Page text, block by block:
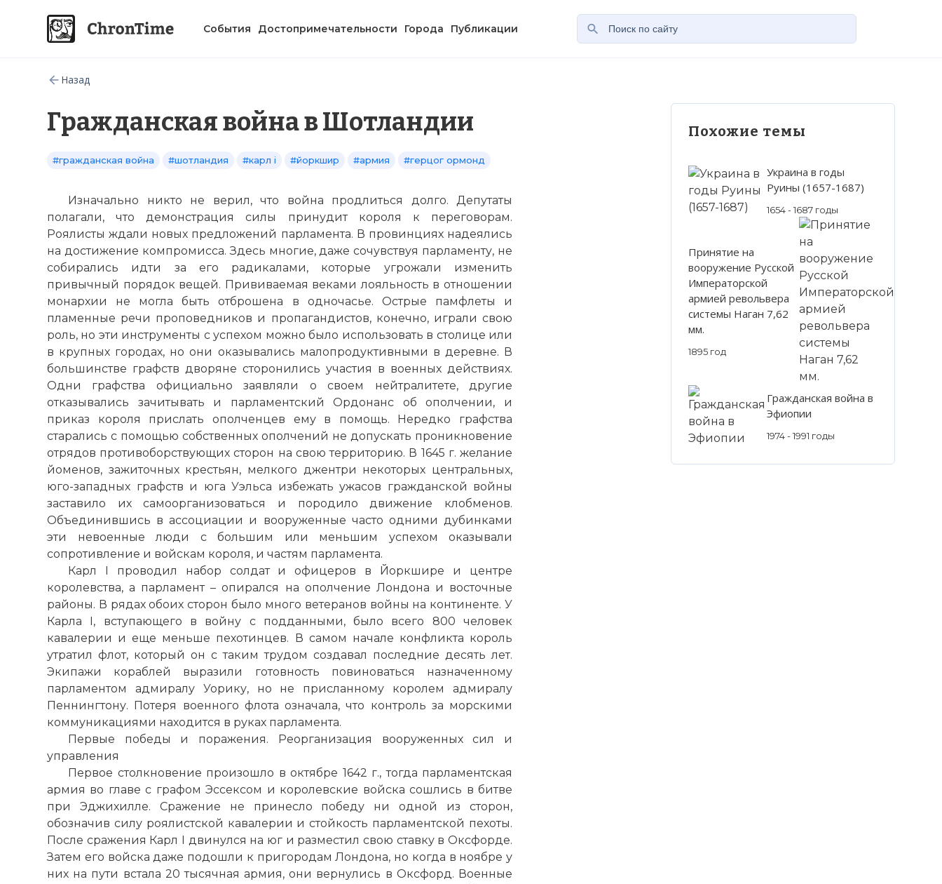
События Достопримечательности Города Публикации
Назад
Гражданская война в Шотландии
#гражданская война #шотландия #карл i #йоркшир #армия #герцог ормонд
Изначально никто не верил, что война продлиться долго. Депутаты
полагали, что демонстрация силы принудит короля к переговорам.
Роялисты ждали новых предложений парламента. В провинциях надеялись
на достижение компромисса. Здесь многие, даже сочувствуя парламенту, не
собирались идти за его радикалами, которые угрожали изменить
привычный порядок вещей. Прививаемая веками лояльность в отношении
монархии не могла быть отброшена в одночасье. Острые памфлеты и
пламенные речи проповедников и пропагандистов, конечно, играли свою
роль, но эти инструменты с успехом можно было использовать в столице или
в крупных городах, но они оказывались малопродуктивными в деревне. В
большинстве графств дворяне сторонились участия в военных действиях.
Одни графства официально заявляли о своем нейтралитете, другие
отказывались зачитывать и парламентский Ордонанс об ополчении, и
приказ короля прислать ополченцев ему в помощь. Нередко графства
старались с помощью собственных ополчений не допускать проникновение
отрядов противоборствующих сторон на свою территорию. В 1645 г. желание
йоменов, зажиточных крестьян, мелкого джентри некоторых центральных,
юго-западных графств и юга Уэльса избежать ужасов гражданской войны
заставило их самоорганизоваться и породило движение клобменов.
Объединившись в ассоциации и вооруженные часто одними дубинками
эти невоенные люди с большим или меньшим успехом оказывали
сопротивление и войскам короля, и частям парламента.
Карл I проводил набор солдат и офицеров в Йоркшире и центре
королевства, а парламент – опирался на ополчение Лондона и восточные
районы. В рядах обоих сторон было много ветеранов войны на континенте. У
Карла I, вступающего в войну с подданными, было всего 800 человек
кавалерии и еще меньше пехотинцев. В самом начале конфликта король
утратил флот, который он с таким трудом создавал последние десять лет.
Экипажи кораблей выразили готовность повиноваться назначенному
парламентом адмиралу Уорику, но не присланному королем адмиралу
Пеннингтону. Потеря военного флота означала, что контроль за морскими
коммуникациями находится в руках парламента.
Первые победы и поражения. Реорганизация вооруженных сил и
управления
Первое столкновение произошло в октябре 1642 г., тогда парламентская
армия во главе с графом Эссексом и королевские войска сошлись в битве
при Эджихилле. Сражение не принесло победу ни одной из сторон,
обозначив силу роялистской кавалерии и стойкость парламентской пехоты.
После сражения Карл I двинулся на юг и разместил свою ставку в Оксфорде.
Затем его войска даже подошли к пригородам Лондона, но когда в ноябре у
них на пути встала 20 тысячная армия, они вернулись в Оксфорд. Военные
Похожие темы
Украина в годы
Руины (1657-1687)
1654 - 1687 годы
Принятие на
вооружение Русской
Императорской
армией револьвера
системы Наган 7,62
мм.
1895 год
Гражданская война в
Эфиопии
1974 - 1991 годы